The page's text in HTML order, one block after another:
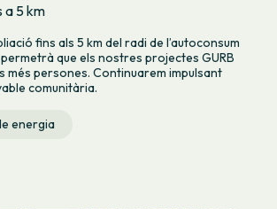
5 km
fins als 5 km del radi de l’autoconsum
que els nostres projectes GURB
més persones. Continuarem impulsant
comunitària.
energia